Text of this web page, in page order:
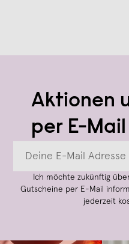
Aktionen
per E-
Ich möchte zukünftig
Gutscheine per E-Mail
jederzeit